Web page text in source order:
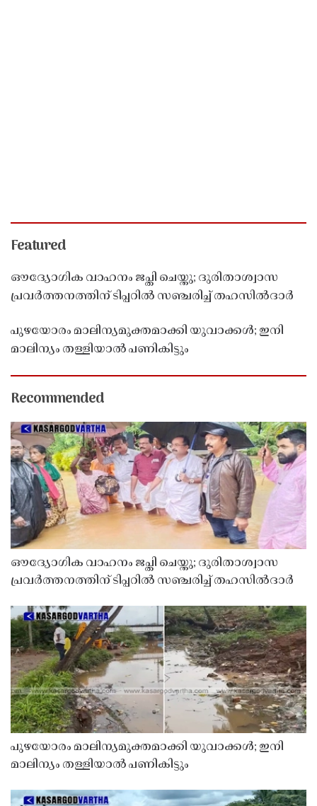
Featured
ഔദ്യോഗിക വാഹനം ജപ്തി ചെയ്തു; ദുരിതാശ്വാസ
പ്രവർത്തനത്തിന് ടിപ്പറിൽ സഞ്ചരിച്ച് തഹസിൽദാർ
പുഴയോരം മാലിന്യമുക്തമാക്കി യുവാക്കൾ; ഇനി
മാലിന്യം തള്ളിയാൽ പണികിട്ടും
Recommended
ഔദ്യോഗിക വാഹനം ജപ്തി ചെയ്തു; ദുരിതാശ്വാസ
പ്രവർത്തനത്തിന് ടിപ്പറിൽ സഞ്ചരിച്ച് തഹസിൽദാർ
പുഴയോരം മാലിന്യമുക്തമാക്കി യുവാക്കൾ; ഇനി
മാലിന്യം തള്ളിയാൽ പണികിട്ടും